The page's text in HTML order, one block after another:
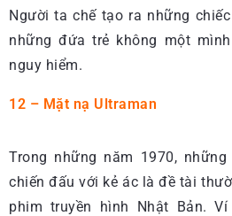
Người ta chế tạo ra những
những đứa trẻ không một
nguy hiểm.
12 – Mặt nạ Ultraman
Trong những năm 1970,
chiến đấu với kẻ ác là đề tài
phim truyền hình Nhật Bản.